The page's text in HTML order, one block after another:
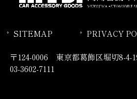
SITEMAP PRIVACY
〒124-0006 東京都葛飾区堀切8-4-
03-3602-7111